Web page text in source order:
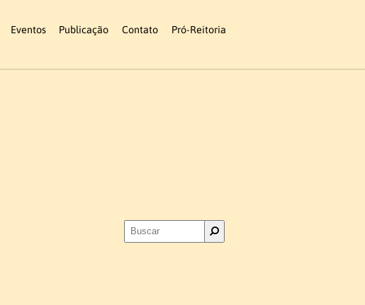
Eventos Publicação Contato Pró-Reitoria